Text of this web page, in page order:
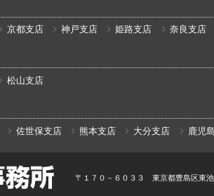
京都支店 神戸支店 姫路支店 奈良支店
松山支店
佐世保支店 熊本支店 大分支店 鹿児
〒１７０－６０３３ 東京都豊島区東